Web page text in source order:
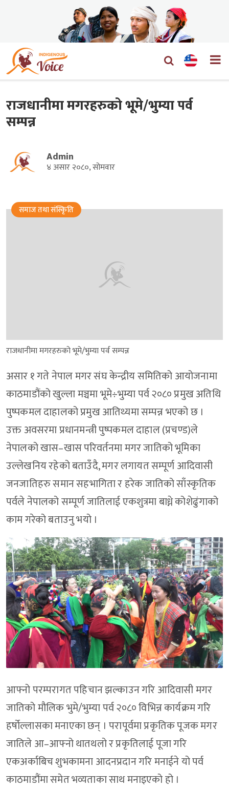
राजधानीमा मगरहरुको भूमे/भुम्या पर्व
सम्पन्न
Admin
४ असार २०८०, सोमवार
समाज तथा संस्किृति
राजधानीमा मगरहरुको भूमे/भुम्या पर्व सम्पन्न
असार १ गते नेपाल मगर संघ केन्द्रीय समितिको आयोजनामा
काठमाडौंको खुल्ला मञ्चमा भूमे÷भुम्या पर्व २०८० प्रमुख अतिथि
पुष्पकमल दाहालको प्रमुख आतिथ्यमा सम्पन्न भएको छ ।
उक्त अवसरमा प्रधानमन्त्री पुष्पकमल दाहाल (प्रचण्ड)ले
नेपालको खास–खास परिवर्तनमा मगर जातिको भूमिका
उल्लेखनिय रहेको बताउँदै, मगर लगायत सम्पूर्ण आदिवासी
जनजातिहरु समान सहभागिता र हरेक जातिको साँस्कृतिक
पर्वले नेपालको सम्पूर्ण जातिलाई एकशुत्रमा बाध्ने कोशेढुंगाको
काम गरेको बताउनु भयो ।
आफ्नो परम्परागत पहिचान झल्काउन गरि आदिवासी मगर
जातिको मौलिक भुमे/भुम्या पर्व २०८० विभिन्न कार्यक्रम गरि
हर्षोल्लासका मनाएका छन् । परापूर्वमा प्रकृतिक पूजक मगर
जातिले आ–आफ्नो थातथलो र प्रकृतिलाई पूजा गरि
एकअर्काबिच शुभकामना आदनप्रदान गरि मनाईने यो पर्व
काठमाडौंमा समेत भव्यताका साथ मनाइएको हो ।